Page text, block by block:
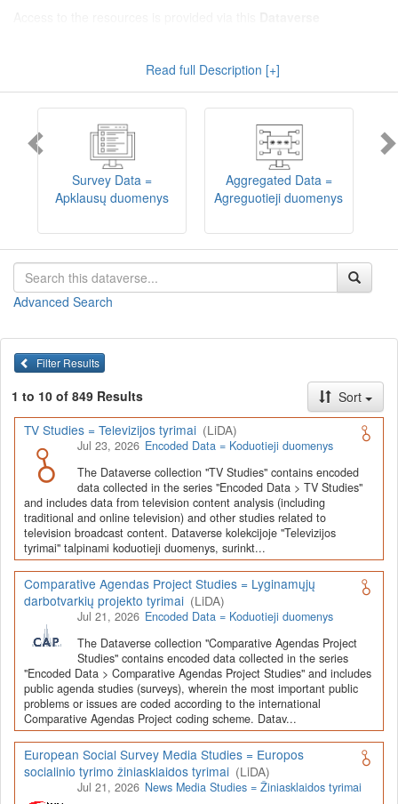
implemented). LiDA curates different types of resources and they
are published into catalogues according to the type:Survey Data,
Interview Data,Aggregated Data
(including Historical Statistics),
, andEncoded Data
(including News Media Studies).
Also, LiDA holds collections of data produced in large national
projets (
Large Project Data
) as well as social sciences and
humanities data deposited by Lithuanian science and higher
education institutions and Lithuanian governmental institutions
Depositors interested in deposit of their data into the LiDA
Lietuvos humanitarinių ir socialinių mokslų duomenų
infrastruktūra, suteikianti prieigą prie daugiau nei 600 duomenų ir
tyrimų išteklių. Visi duomenų ir tyrimų ištekliai yra dokumentuoti
lietuvių ir anglų kalbomis pagal tarptautinius standartus. LiDA
įsikūręsKauno technologijos universiteto Duomenų analizės
ir archyvavimo (DAtA) centre( data.ktu.edu
Prieigai prie išteklių naudojama ši
visi ištekliai prieinami, nes 2020-2029 m. vykdomas perkėlimo iš
senosios infrastruktūros projektas). LiDA kuruoja įvairių tipų
išteklius ir jie publikuojami atskiruose kataloguose pagal tipą:
Apklausų duomenys ,Interviu duomenys,Agreguotieji duomenys
(įskaitant Istorinę statistiką),Tekstiniai duomenys
duomenys(įskaitant Žiniasklaidos tyrimus). Taip pat LiDA
talpinami didelių nacionalinių projektų duomenys (Didelių projektų
duomenys) ir Lietuvos aukštojo mokslo ir studijų bei Lietuvos
valstybės institucijų deponuoti socialinių ir humanitarinių mokslų
duomenų rinkiniai (Kitų institucijų duomenys). Norintiemsišmokti
šia talpykla, surasti ir parsisiųsti duomenis, siūlome
susipažinti suLiDA Dataverse talpyklos naudotojo vadovu.
Depozitoriai, kurie norėtų deponuoti savo duomenis į LiDA
Dataverse talpyklą, turėtų susipažinti su informacija
puslapyje.
Read full Description [+]
Survey Data =
Apklausų duomenys
Aggregated Data =
Agreguotieji duomenys
Advanced Search
Filter Results
1 to 10 of 849 Results
Sort
TV Studies = Televizijos tyrimai (LiDA)
Jul 23, 2026 Encoded Data = Koduotieji duomenys
The Dataverse collection "TV Studies" contains encoded
data collected in the series "Encoded Data > TV Studies"
and includes data from television content analysis (including
traditional and online television) and other studies related to
television broadcast content. Dataverse kolekcijoje "Televizijos
tyrimai" talpinami koduotieji duomenys, surinkt...
Comparative Agendas Project Studies = Lyginamųjų
darbotvarkių projekto tyrimai (LiDA)
Jul 21, 2026 Encoded Data = Koduotieji duomenys
The Dataverse collection "Comparative Agendas Project
Studies" contains encoded data collected in the series
"Encoded Data > Comparative Agendas Project Studies" and includes
public agenda studies (surveys), wherein the most important public
problems or issues are coded according to the international
Comparative Agendas Project coding scheme. Datav...
European Social Survey Media Studies = Europos
socialinio tyrimo žiniasklaidos tyrimai (LiDA)
Jul 21, 2026 News Media Studies = Žiniasklaidos tyrimai